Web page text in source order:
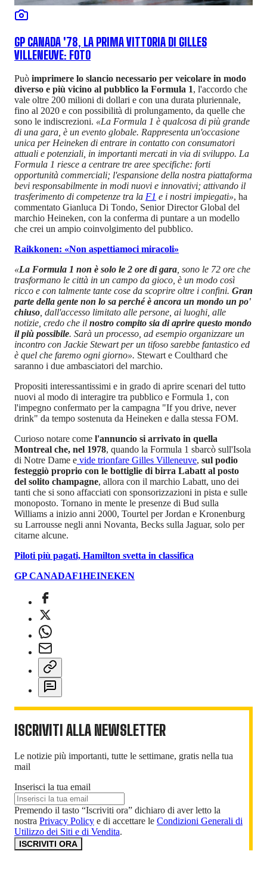
GP CANADA '78, LA PRIMA VITTORIA DI GILLES
VILLENEUVE: FOTO
Può imprimere lo slancio necessario per veicolare in modo
diverso e più vicino al pubblico la Formula 1, l'accordo che
vale oltre 200 milioni di dollari e con una durata pluriennale,
fino al 2020 e con possibilità di prolungamento, da quelle che
sono le indiscrezioni. «La Formula 1 è qualcosa di più grande
di una gara, è un evento globale. Rappresenta un'occasione
unica per Heineken di entrare in contatto con consumatori
attuali e potenziali, in importanti mercati in via di sviluppo. La
Formula 1 riesce a centrare tre aree specifiche: forti
opportunità commerciali; l'espansione della nostra piattaforma
bevi responsabilmente in modi nuovi e innovativi; attivando il
trasferimento di competenze tra la F1 e i nostri impiegati», ha
commentato Gianluca Di Tondo, Senior Director Global del
marchio Heineken, con la conferma di puntare a un modello
che crei un ampio coinvolgimento del pubblico.
Raikkonen: «Non aspettiamoci miracoli»
«La Formula 1 non è solo le 2 ore di gara , sono le 72 ore che
trasformano le città in un campo da gioco, è un modo così
ricco e con talmente tante cose da scoprire oltre i confini. Gran
parte della gente non lo sa perché è ancora un mondo un po'
chiuso , dall'accesso limitato alle persone, ai luoghi, alle
notizie, credo che il nostro compito sia di aprire questo mondo
il più possibile. Sarà un processo, ad esempio organizzare un
incontro con Jackie Stewart per un tifoso sarebbe fantastico ed
è quel che faremo ogni giorno». Stewart e Coulthard che
saranno i due ambasciatori del marchio.
Propositi interessantissimi e in grado di aprire scenari del tutto
nuovi al modo di interagire tra pubblico e Formula 1, con
l'impegno confermato per la campagna "If you drive, never
drink" da tempo sostenuta da Heineken e dalla stessa FOM.
Curioso notare come l'annuncio si arrivato in quella
Montreal che, nel 1978, quando la Formula 1 sbarcò sull'Isola
di Notre Dame e vide trionfare Gilles Villeneuve, sul podio
festeggiò proprio con le bottiglie di birra Labatt al posto
del solito champagne, allora con il marchio Labatt, uno dei
tanti che si sono affacciati con sponsorizzazioni in pista e sulle
monoposto. Tornano in mente le presenze di Bud sulla
Williams a inizio anni 2000, Tourtel per Jordan e Kronenburg
su Larrousse negli anni Novanta, Becks sulla Jaguar, solo per
citarne alcune.
Piloti più pagati, Hamilton svetta in classifica
GP CANADAF1HEINEKEN
ISCRIVITI ALLA NEWSLETTER
Le notizie più importanti, tutte le settimane, gratis nella tua
mail
Inserisci la tua email
Premendo il tasto “Iscriviti ora” dichiaro di aver letto la
nostra Privacy Policy e di accettare le Condizioni Generali di
Utilizzo dei Siti e di Vendita.
ISCRIVITI ORA